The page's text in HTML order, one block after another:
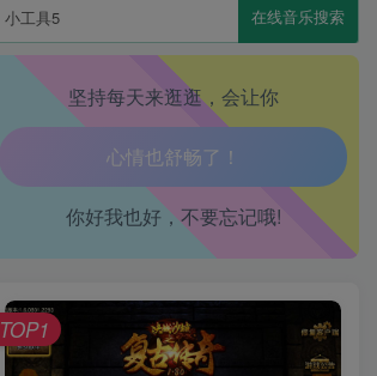
小工具5 在线音乐搜索
坚持每天来逛逛，会让你
走路也有劲了！
腿也不痛了！
腰也不酸了！
工作也轻松了！
你好我也好，不要忘记哦!
TOP1